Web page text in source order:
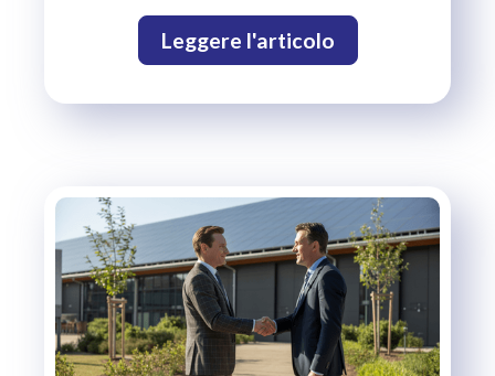
Leggere l'articolo